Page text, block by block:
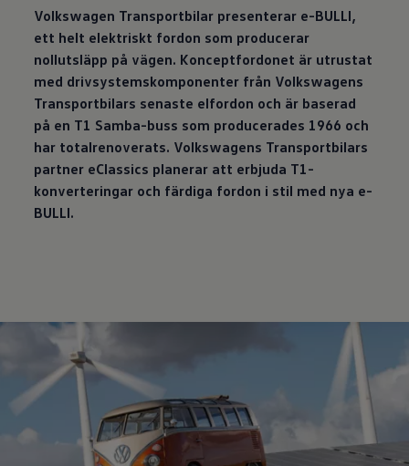
Volkswagen Transportbilar presenterar e-BULLI,
ett helt elektriskt fordon som producerar
nollutsläpp på vägen. Konceptfordonet är utrustat
med drivsystemskomponenter från Volkswagens
Transportbilars senaste elfordon och är baserad
på en T1 Samba-buss som producerades 1966 och
har totalrenoverats. Volkswagens Transportbilars
partner eClassics planerar att erbjuda T1-
konverteringar och färdiga fordon i stil med nya e-
BULLI.